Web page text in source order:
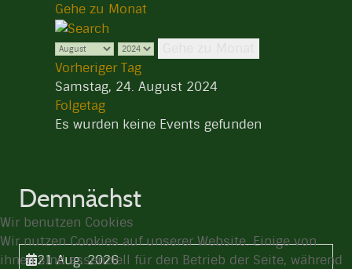
Gehe zu Monat
Vorheriger Tag
Samstag, 24. August 2024
Folgetag
Es wurden keine Events gefunden
Demnächst
21 Aug. 2026
Wir benutzen Cookies
Wir nutzen Cookies auf unserer Website. Einige von
ihnen sind essenziell für den Betrieb der Seite, während